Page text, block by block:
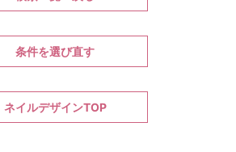
条件を選び直す
ネイルデザインTOP